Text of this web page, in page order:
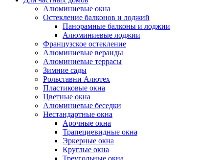
Алюминиевые окна
Остекление балконов и лоджий
Панорамные балконы и лоджии
Алюминиевые лоджии
Французское остекление
Алюминиевые веранды
Алюминиевые террасы
Зимние сады
Рольставни Алютех
Пластиковые окна
Цветные окна
Алюминиевые беседки
Нестандартные окна
Арочные окна
Трапециевидные окна
Эркерные окна
Круглые окна
Треугольные окна